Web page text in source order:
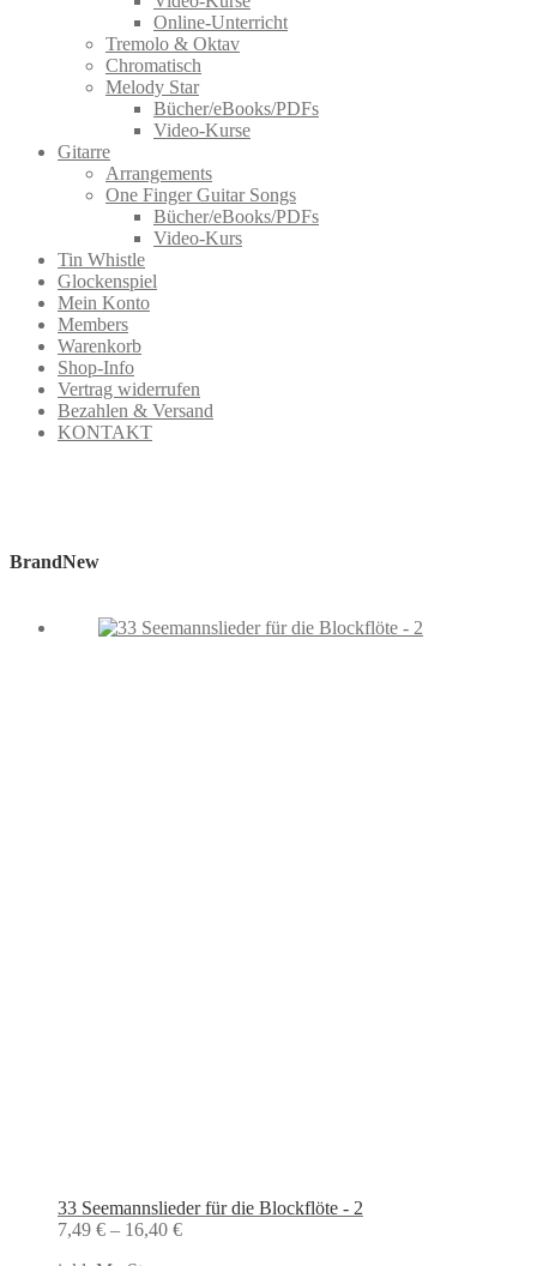
Online-Unterricht
Tremolo & Oktav
Chromatisch
Melody Star
Bücher/eBooks/PDFs
Video-Kurse
Gitarre
Arrangements
One Finger Guitar Songs
Bücher/eBooks/PDFs
Video-Kurs
Tin Whistle
Glockenspiel
Mein Konto
Members
Warenkorb
Shop-Info
Vertrag widerrufen
Bezahlen & Versand
KONTAKT
BrandNew
33 Seemannslieder für die Blockflöte - 2
7,49 € – 16,40 €